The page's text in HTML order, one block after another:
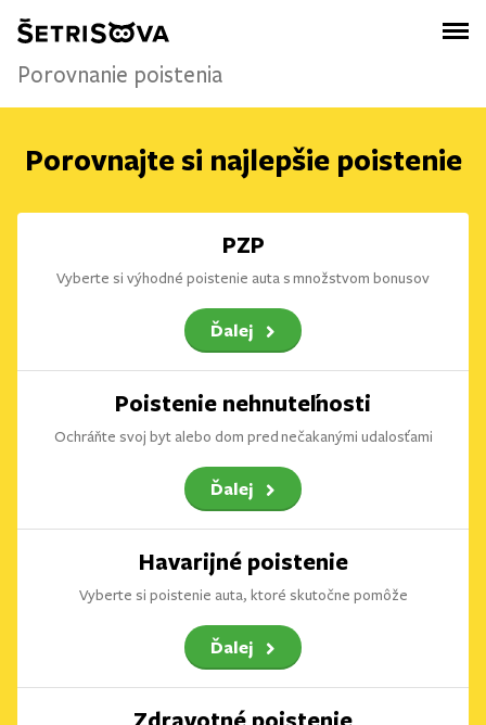
Porovnanie poistenia
Porovnajte si najlepšie poistenie
PZP
Vyberte si výhodné poistenie auta s množstvom bonusov
Ďalej
Poistenie nehnuteľnosti
Ochráňte svoj byt alebo dom pred nečakanými udalosťami
Ďalej
Havarijné poistenie
Vyberte si poistenie auta, ktoré skutočne pomôže
Ďalej